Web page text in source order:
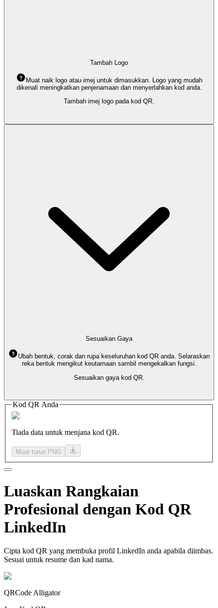
Tambah Logo
Muat naik logo atau imej untuk dimasukkan. Logo yang mudah
dikenali meningkatkan penjenamaan dan menyerlahkan kod anda.
Tambah imej logo pada kod QR.
Sesuaikan Gaya
Ubah bentuk, corak dan rupa keseluruhan kod QR anda. Selaraskan
reka bentuk mengikut keutamaan sambil mengekalkan fungsi.
Sesuaikan gaya kod QR.
Kod QR Anda
Tiada data untuk menjana kod QR.
Muat turun PNG
Luaskan Rangkaian
Profesional dengan Kod QR
LinkedIn
Cipta kod QR yang membuka profil LinkedIn anda apabila diimbas.
Sesuai untuk resume dan kad nama.
QRCode Alligator